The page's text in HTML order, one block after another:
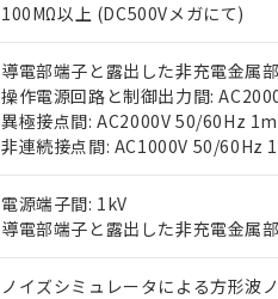
100MΩ以上 (DC500Vメガにて)
導電部端子と露出した非充電金属
操作電源回路と制御出力間:
異極接点間: AC2000V 50/60Hz
非連続接点間: AC1000V 50/60Hz
電源端子間: 1kV
導電部端子と露出した非充電金属
ノイズシミュレータによる方形
のであり、閲覧
正式な納期状
当社販売員にご
オムロン制御機
在庫状況および
す。
マイパーツ機能
お客様が当ウェ
が、当社の製品
さい。
フタル酸エステル類の４物
※2 対応予定月
部品在庫の切り替え
※3 非含有証明書ダ
下記の非含有証明書
Cr(Ⅵ)(六価クロム) :
DBP(フタル酸ジブチル) :
DEHP(フタル酸ビス(2-エ
※2 環境保護使用
「ｅ」：有害物質（
味します。
「－」：未確認です
ます。
置等に一切使
当社は、貴社製
また当社は、販
たしません。
○ 一定数以上
△ 一定数には
－
在庫なし(
空
受注生産機